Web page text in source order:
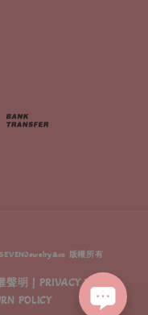
版權所有
聲明 | PRIVACY POLICY
POLICY